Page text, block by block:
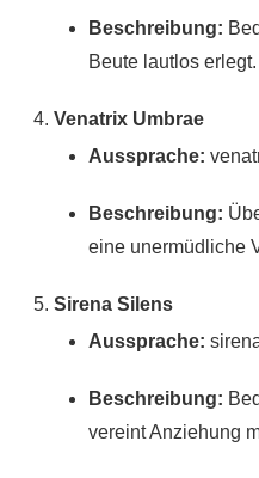
Beschreibung:
Beute lautlos erlegt.
Venatrix Umbrae
Aussprache:
Beschreibung:
eine unermüdliche
Sirena Silens
Aussprache:
Beschreibung:
vereint Anziehung